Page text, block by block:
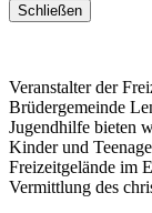
Schließen
Veranstalter der
Brüdergemeinde
Jugendhilfe bieten
Kinder und
Freizeitgelände im
Vermittlung des